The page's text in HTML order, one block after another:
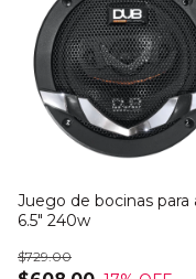
Juego de bocinas para
6.5" 240w
$729.00